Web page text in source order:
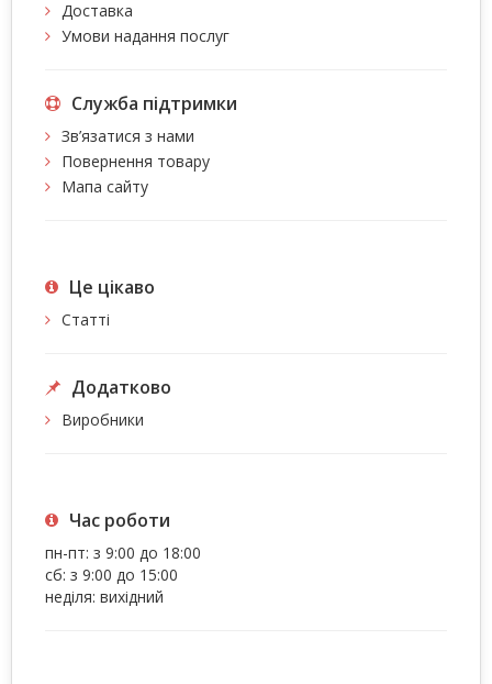
Доставка
Умови надання послуг
Служба підтримки
Зв’язатися з нами
Повернення товару
Мапа сайту
Це цiкаво
Статті
Додатково
Виробники
Час роботи
пн-пт: з 9:00 до 18:00
сб: з 9:00 до 15:00
неділя: вихідний